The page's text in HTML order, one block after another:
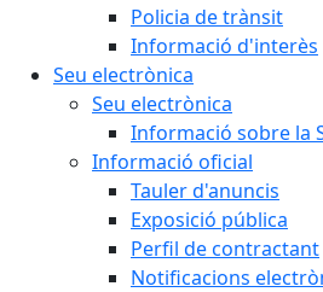
Policia de trànsit
Informació d'interès
Seu electrònica
Seu electrònica
Informació sobre la
Informació oficial
Tauler d'anuncis
Exposició pública
Perfil de contractant
Notificacions